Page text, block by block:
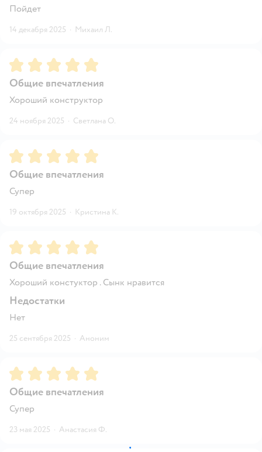
Пойдет
14 декабря 2025 · Михаил Л.
Рейтинг:5
Общие впечатления
Хороший конструктор
24 ноября 2025 · Светлана О.
Рейтинг:5
Общие впечатления
Супер
19 октября 2025 · Кристина К.
Рейтинг:5
Общие впечатления
Хороший констуктор . Сынк нравится
Недостатки
Нет
25 сентября 2025 · Аноним
Рейтинг:5
Общие впечатления
Супер
23 мая 2025 · Анастасия Ф.